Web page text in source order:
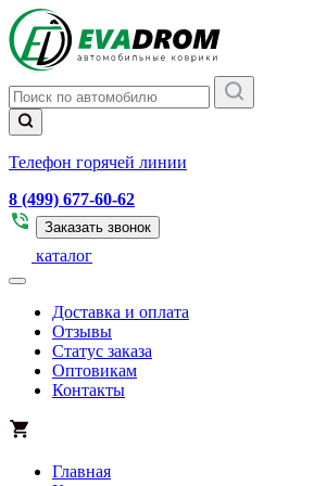
Телефон горячей линии
8 (499) 677-60-62
Заказать звонок
каталог
Доставка и оплата
Отзывы
Статус заказа
Оптовикам
Контакты
Главная